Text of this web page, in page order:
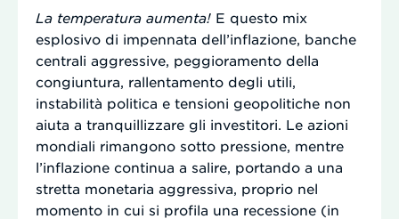
La temperatura aumenta! E questo mix
esplosivo di impennata dell’inflazione, banche
centrali aggressive, peggioramento della
congiuntura, rallentamento degli utili,
instabilità politica e tensioni geopolitiche non
aiuta a tranquillizzare gli investitori. Le azioni
mondiali rimangono sotto pressione, mentre
l’inflazione continua a salire, portando a una
stretta monetaria aggressiva, proprio nel
momento in cui si profila una recessione (in